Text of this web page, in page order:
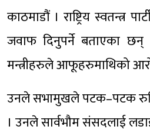
काठमाडौं । राष्ट्रिय
जवाफ दिनुपर्ने बताएका छन्
मन्त्रीहरुले आफूहरुमाथिको
उनले सभामुखले पटक–पटक
। उनले सार्वभौम संसदलाई